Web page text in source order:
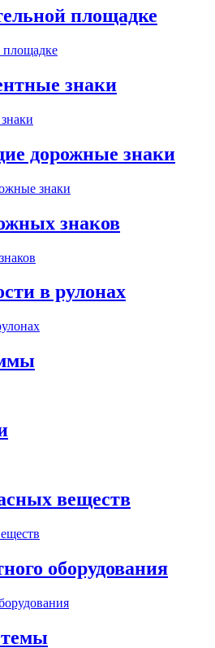
площадке
знаки
дорожные знаки
знаков
в рулонах
веществ
оборудования